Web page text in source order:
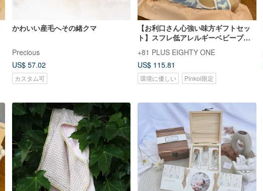
かわいい産毛へその緒クマ
Precious
US$ 57.02
カスタム可
【お利口さん心強い味方ギフトセッ
ト】スフレ低アレルギーベビーブラ
ンケット・日本 JOGAN 製スタイ・
カピバラバスタオル
+81 PLUS EIGHTY ONE
US$ 115.81
環境に優しい Pinkoi限定